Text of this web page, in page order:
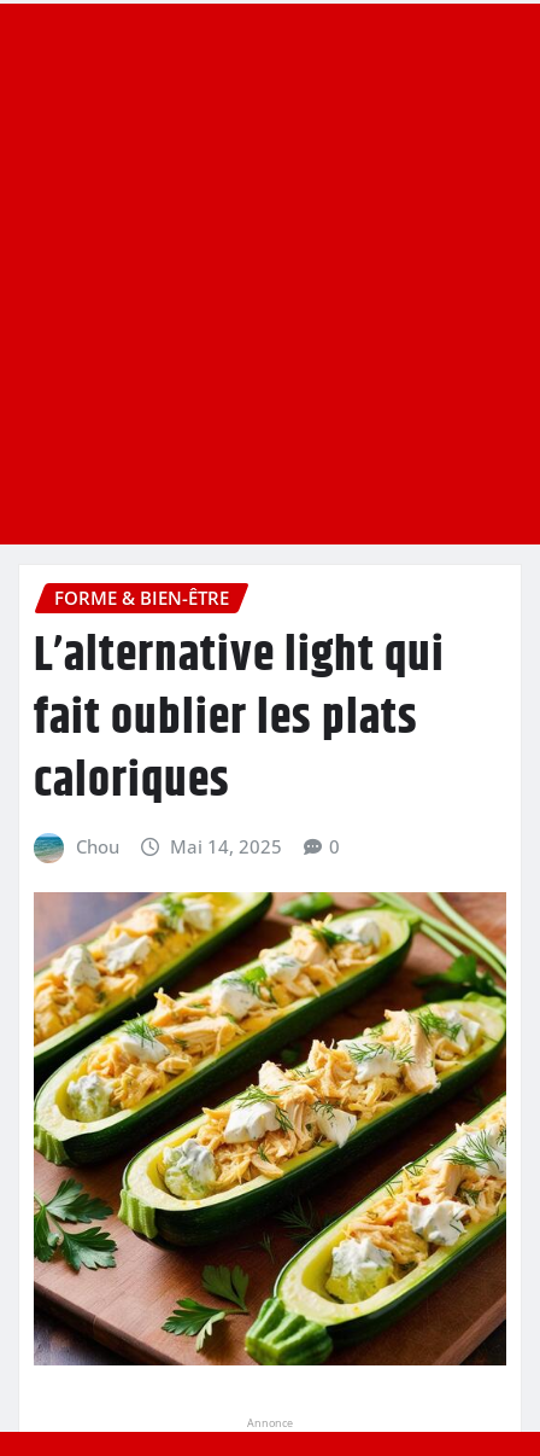
FORME & BIEN-ÊTRE
L’alternative light qui
fait oublier les plats
caloriques
Chou Mai 14, 2025 0
Annonce